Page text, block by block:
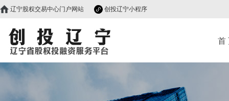
辽宁股权交易中心门户网站 创投辽宁小程序
首